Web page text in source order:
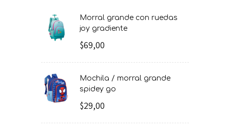
morral grande con ruedas
joy gradiente
$69,00
mochila / morral grande
spidey go
$29,00